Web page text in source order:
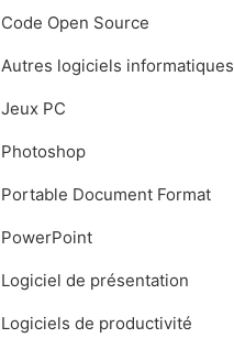
Code Open Source
Autres logiciels informatiques
Jeux PC
Photoshop
Portable Document Format
PowerPoint
Logiciel de présentation
Logiciels de productivité